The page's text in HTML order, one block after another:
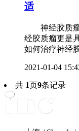
适
神经胶质瘤
经胶质瘤更是
如何治疗神经
2021-01-04
共 1页9条记录